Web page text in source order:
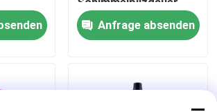
Flow
Anfrage absenden